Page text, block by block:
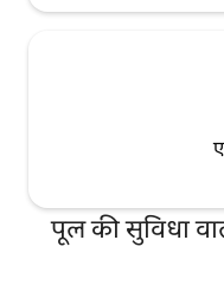
पूल की सुविधा